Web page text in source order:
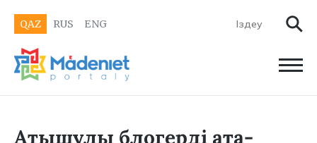
QAZ RUS ENG
Атышулы блогерді ата-